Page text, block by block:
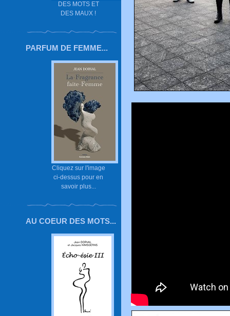
DES MOTS ET
DES MAUX !
PARFUM DE FEMME...
Cliquez sur l'image
ci-dessus pour en
savoir plus...
AU COEUR DES MOTS...